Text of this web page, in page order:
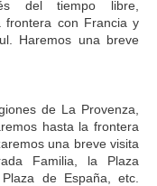
del tiempo libre,
frontera con Francia y
Haremos una breve
de La Provenza,
hasta la frontera
una breve visita
Familia, la Plaza
de España, etc.